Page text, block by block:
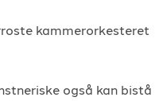
kammerorkesteret
også kan bistå